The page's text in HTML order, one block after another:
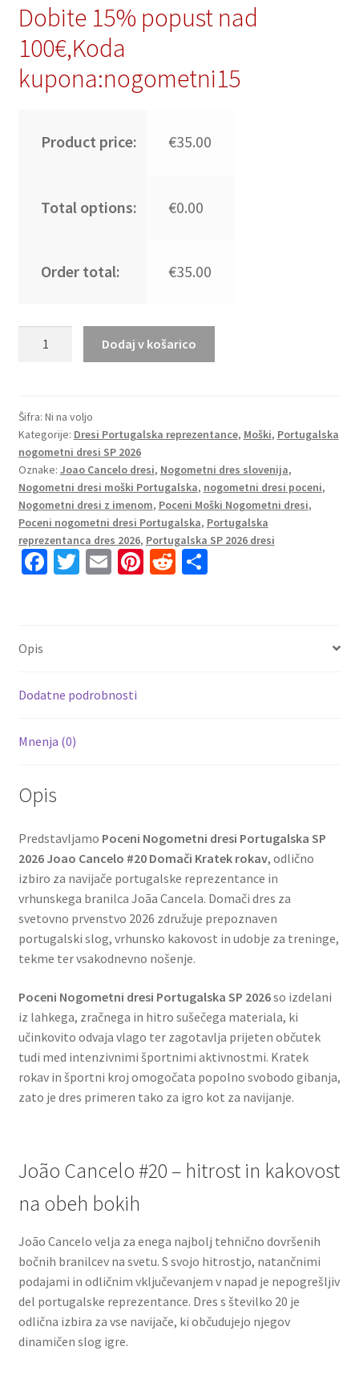
Dobite 15% popust nad
100€,Koda
kupona:nogometni15
Product price: €35.00
Total options: €0.00
Order total: €35.00
SP
2026
Joao
Cancelo
#20
Domači
količina
Dodaj v košarico
Šifra: Ni na voljo
Kategorije: Dresi Portugalska reprezentance, Moški, Portugalska
nogometni dresi SP 2026
Oznake: Joao Cancelo dresi, Nogometni dres slovenija,
Nogometni dresi moški Portugalska, nogometni dresi poceni,
Nogometni dresi z imenom, Poceni Moški Nogometni dresi,
Poceni nogometni dresi Portugalska, Portugalska
reprezentanca dres 2026, Portugalska SP 2026 dresi
Fa
k
T E Pi R S
Opis
Dodatne podrobnosti
Mnenja (0)
Opis
Predstavljamo Poceni Nogometni dresi Portugalska SP
2026 Joao Cancelo #20 Domači Kratek rokav, odlično
izbiro za navijače portugalske reprezentance in
vrhunskega branilca Joãa Cancela. Domači dres za
svetovno prvenstvo 2026 združuje prepoznaven
portugalski slog, vrhunsko kakovost in udobje za treninge,
tekme ter vsakodnevno nošenje.
Poceni Nogometni dresi Portugalska SP 2026so izdelani
iz lahkega, zračnega in hitro sušečega materiala, ki
učinkovito odvaja vlago ter zagotavlja prijeten občutek
tudi med intenzivnimi športnimi aktivnostmi. Kratek
rokav in športni kroj omogočata popolno svobodo gibanja,
zato je dres primeren tako za igro kot za navijanje.
João Cancelo #20 – hitrost in kakovost
na obeh bokih
João Cancelo velja za enega najbolj tehnično dovršenih
bočnih branilcev na svetu. S svojo hitrostjo, natančnimi
podajami in odličnim vključevanjem v napad je nepogrešljiv
del portugalske reprezentance. Dres s številko 20 je
odlična izbira za vse navijače, ki občudujejo njegov
dinamičen slog igre.